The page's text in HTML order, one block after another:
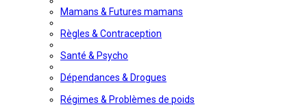
Mamans & Futures mamans
Règles & Contraception
Santé & Psycho
Dépendances & Drogues
Régimes & Problèmes de poids